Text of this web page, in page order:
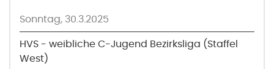
Sonntag, 30.3.2025
HVS - weibliche C-Jugend Bezirksliga (Staffel
West)